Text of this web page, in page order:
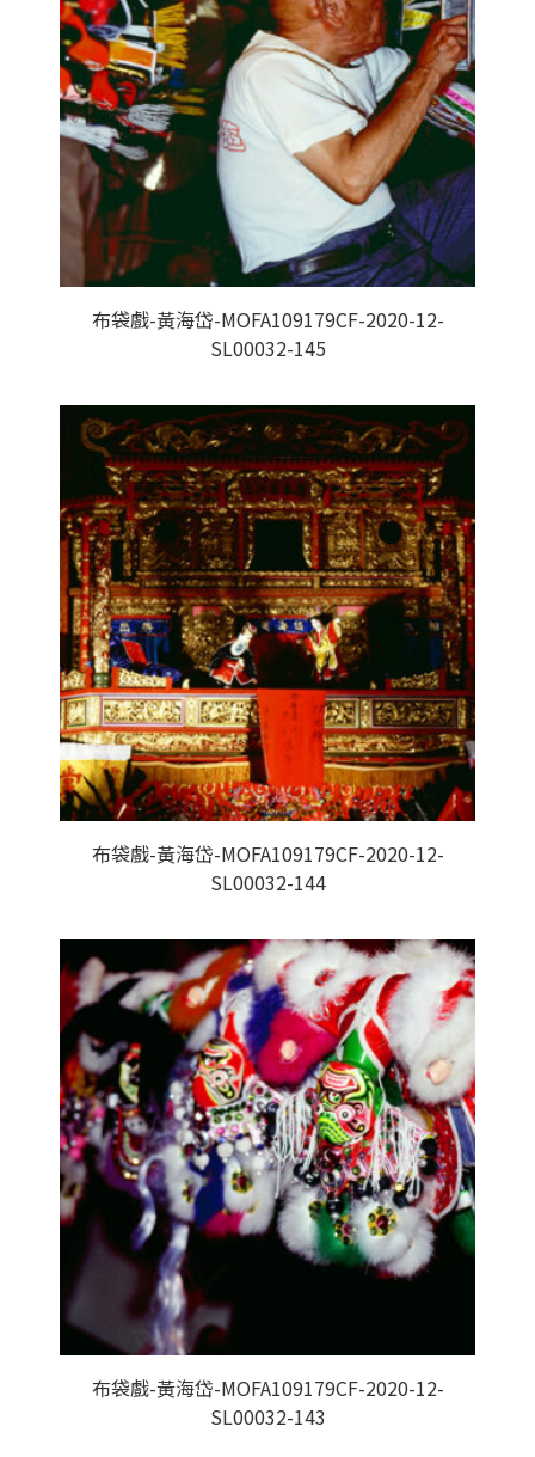
布袋戲-黃海岱-MOFA109179CF-2020-12-
SL00032-145
布袋戲-黃海岱-MOFA109179CF-2020-12-
SL00032-144
布袋戲-黃海岱-MOFA109179CF-2020-12-
SL00032-143